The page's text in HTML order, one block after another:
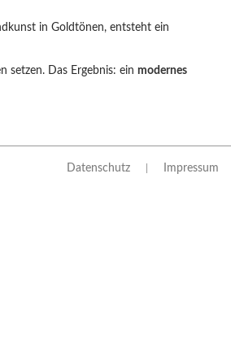
in Goldtönen, entsteht ein
setzen. Das Ergebnis: ein modernes
Datenschutz Impressum